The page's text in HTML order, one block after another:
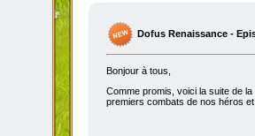
Dofus Renaissance -
Bonjour à tous,
Comme promis, voici la suite de
premiers combats de nos héros